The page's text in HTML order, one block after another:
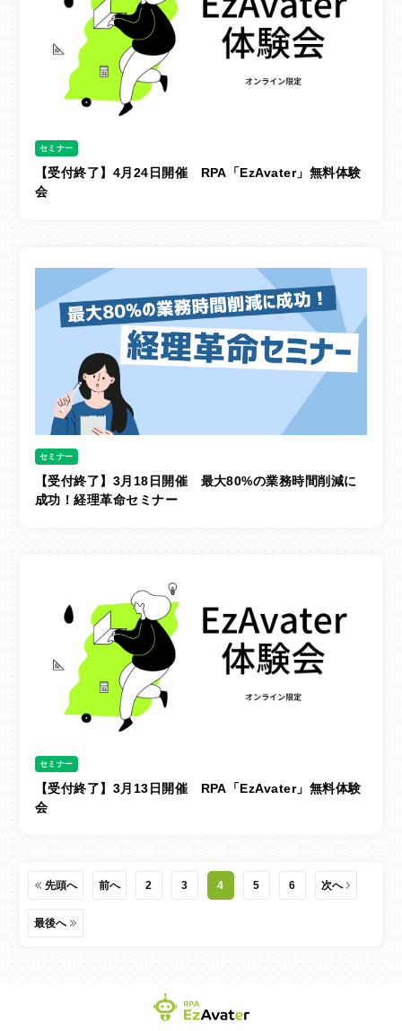
セミナー
【受付終了】4月24日開催 RPA「EzAvater」無料体験
会
セミナー
【受付終了】3月18日開催 最大80%の業務時間削減に
成功！経理革命セミナー
セミナー
【受付終了】3月13日開催 RPA「EzAvater」無料体験
会
先頭へ 前へ 2 3 4 5 6 次へ
最後へ